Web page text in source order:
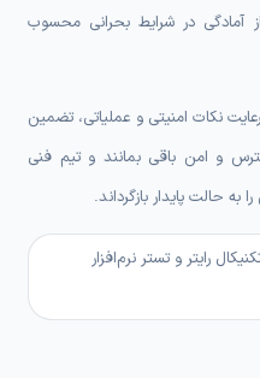
در شرایط بحرانی محسوب
نکات امنیتی و عملیاتی، تضمین
امن باقی بمانند و تیم فنی
پایدار بازگرداند.
رایتر و تستر نرم‌افزار